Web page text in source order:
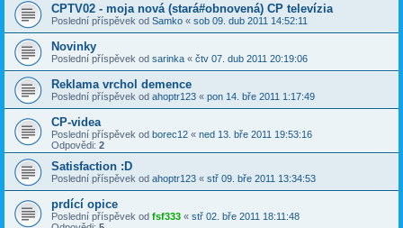
CPTV02 - moja nová (stará#obnovená) CP televízia
Poslední příspěvek od Samko « sob 09. dub 2011 14:52:11
Novinky
Poslední příspěvek od sarinka « čtv 07. dub 2011 20:19:06
Reklama vrchol demence
Poslední příspěvek od ahoptr123 « pon 14. bře 2011 1:17:49
CP-videa
Poslední příspěvek od borec12 « ned 13. bře 2011 19:53:16
Odpovědi: 2
Satisfaction :D
Poslední příspěvek od ahoptr123 « stř 09. bře 2011 13:34:53
prdící opice
Poslední příspěvek od fsf333 « stř 02. bře 2011 18:11:48